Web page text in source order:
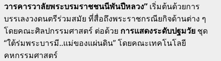
วารคารวาลัยพระบรมราชชนนีพันปีหลวง” เริ่มต้นด้วยการ
บรรเลงวงดนตรีร่วมสมัย ที่สื่อถึงพระราชกรณียกิจด้านต่าง ๆ
โดยคณะศิลปกรรมศาสตร์ ต่อด้วย การแสดงระดับปฐมวัย ชุด
“ใต้ร่มพระบารมี..แม่ของแผ่นดิน” โดยคณะเทคโนโลยี
คหกรรมศาสตร์